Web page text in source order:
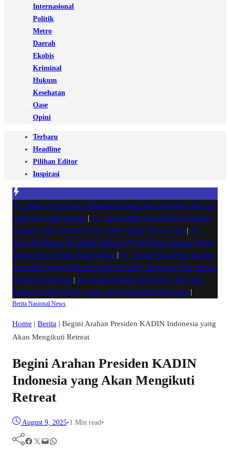
Internasional
Politik
Metro
Daerah
Ekobis
Kriminal
Hukum
Kesehatan
Oase
Opini
Terbaru
Headline
Pilihan Editor
Inspirasi
#1 - Pilrek USN Kolaka: Ramadhan Tosepu Bawa Semangat Asta Cita
untuk Kemajuan Kampus
#2 - Harga BBM Nonsubsidi di Sulawesi
Tenggara Naik, Pertamina Dex Tembus Rp28.500 per Liter
#3 -
Siswi SD Korban Pencabulan Oknum TNI di Konawe Selatan Alami
Depresi Berat, Pelaku Masih Buron
#4 - Janda Penjual Nasi Kuning
di Kendari Diduga Jadi Korban Kredit Fiktif, Terungkap Usai Mediasi
Sengketa Kendaraan
#5 - Kuliah Perdana di Unsultra, Nur Alam
Bagikan Praktik Politik Hukum dari Pengalaman Memimpin
Berita Nasional News
Home | Berita | Begini Arahan Presiden KADIN Indonesia yang
Akan Mengikuti Retreat
Begini Arahan Presiden KADIN
Indonesia yang Akan Mengikuti
Retreat
August 9, 2025•1 Min read•
Facebook Twitter Mail WhatsApp